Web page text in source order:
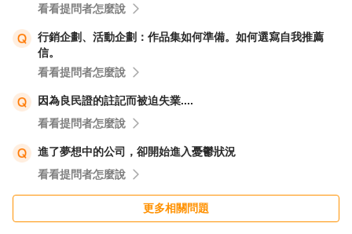
看看提問者怎麼說
行銷企劃、活動企劃：作品集如何準備。如何選寫自我推薦
信。
看看提問者怎麼說
因為良民證的註記而被迫失業....
看看提問者怎麼說
進了夢想中的公司，卻開始進入憂鬱狀況
看看提問者怎麼說
更多相關問題